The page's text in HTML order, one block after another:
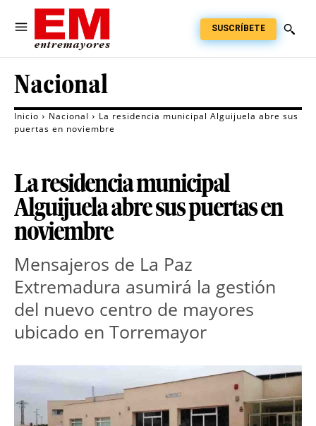
SUSCRÍBETE
Nacional
Inicio Nacional
La residencia municipal Alguijuela abre sus
puertas en noviembre
La residencia municipal
Alguijuela abre sus puertas en
noviembre
Mensajeros de La Paz
Extremadura asumirá la gestión
del nuevo centro de mayores
ubicado en Torremayor